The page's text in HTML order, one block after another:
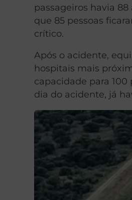
passageiros havia
que 85 pessoas
crítico.
Após o acidente,
hospitais mais
capacidade para 100
dia do acidente, já